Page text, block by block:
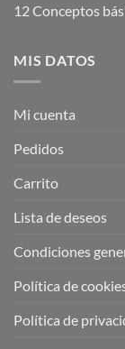
12 Conceptos
MIS DATOS
Mi cuenta
Pedidos
Carrito
Lista de deseos
Condiciones
Política de
Política de